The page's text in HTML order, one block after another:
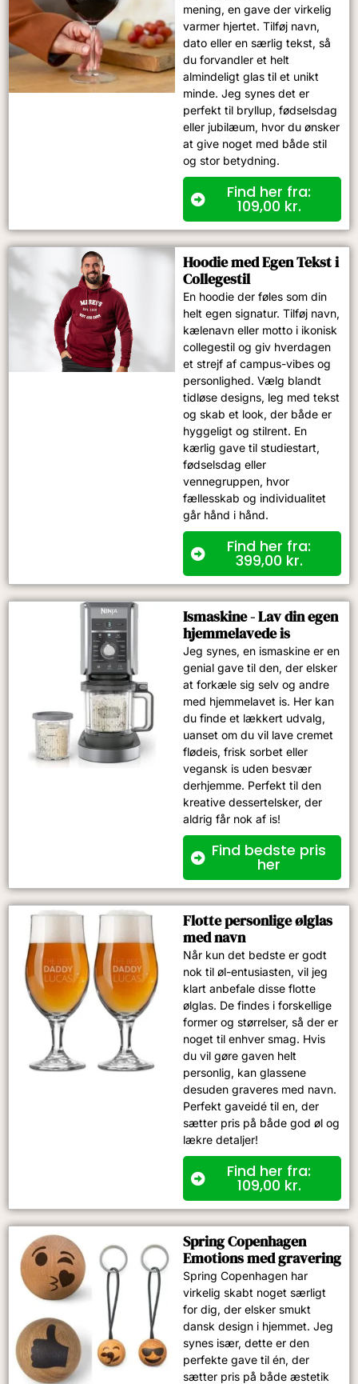
mening, en gave der virkelig
varmer hjertet. Tilføj navn,
dato eller en særlig tekst, så
du forvandler et helt
almindeligt glas til et unikt
minde. Jeg synes det er
perfekt til bryllup, fødselsdag
eller jubilæum, hvor du ønsker
at give noget med både stil
og stor betydning.
Find her fra:
109,00 kr.
Hoodie med Egen Tekst i
Collegestil
En hoodie der føles som din
helt egen signatur. Tilføj navn,
kælenavn eller motto i ikonisk
collegestil og giv hverdagen
et strejf af campus-vibes og
personlighed. Vælg blandt
tidløse designs, leg med tekst
og skab et look, der både er
hyggeligt og stilrent. En
kærlig gave til studiestart,
fødselsdag eller
vennegruppen, hvor
fællesskab og individualitet
går hånd i hånd.
Find her fra:
399,00 kr.
Ismaskine - Lav din egen
hjemmelavede is
Jeg synes, en ismaskine er en
genial gave til den, der elsker
at forkæle sig selv og andre
med hjemmelavet is. Her kan
du finde et lækkert udvalg,
uanset om du vil lave cremet
flødeis, frisk sorbet eller
vegansk is uden besvær
derhjemme. Perfekt til den
kreative dessertelsker, der
aldrig får nok af is!
Find bedste pris
her
Flotte personlige ølglas
med navn
Når kun det bedste er godt
nok til øl-entusiasten, vil jeg
klart anbefale disse flotte
ølglas. De findes i forskellige
former og størrelser, så der er
noget til enhver smag. Hvis
du vil gøre gaven helt
personlig, kan glassene
desuden graveres med navn.
Perfekt gaveidé til en, der
sætter pris på både god øl og
lækre detaljer!
Find her fra:
109,00 kr.
Spring Copenhagen
Emotions med gravering
Spring Copenhagen har
virkelig skabt noget særligt
for dig, der elsker smukt
dansk design i hjemmet. Jeg
synes især, dette er den
perfekte gave til én, der
sætter pris på både æstetik